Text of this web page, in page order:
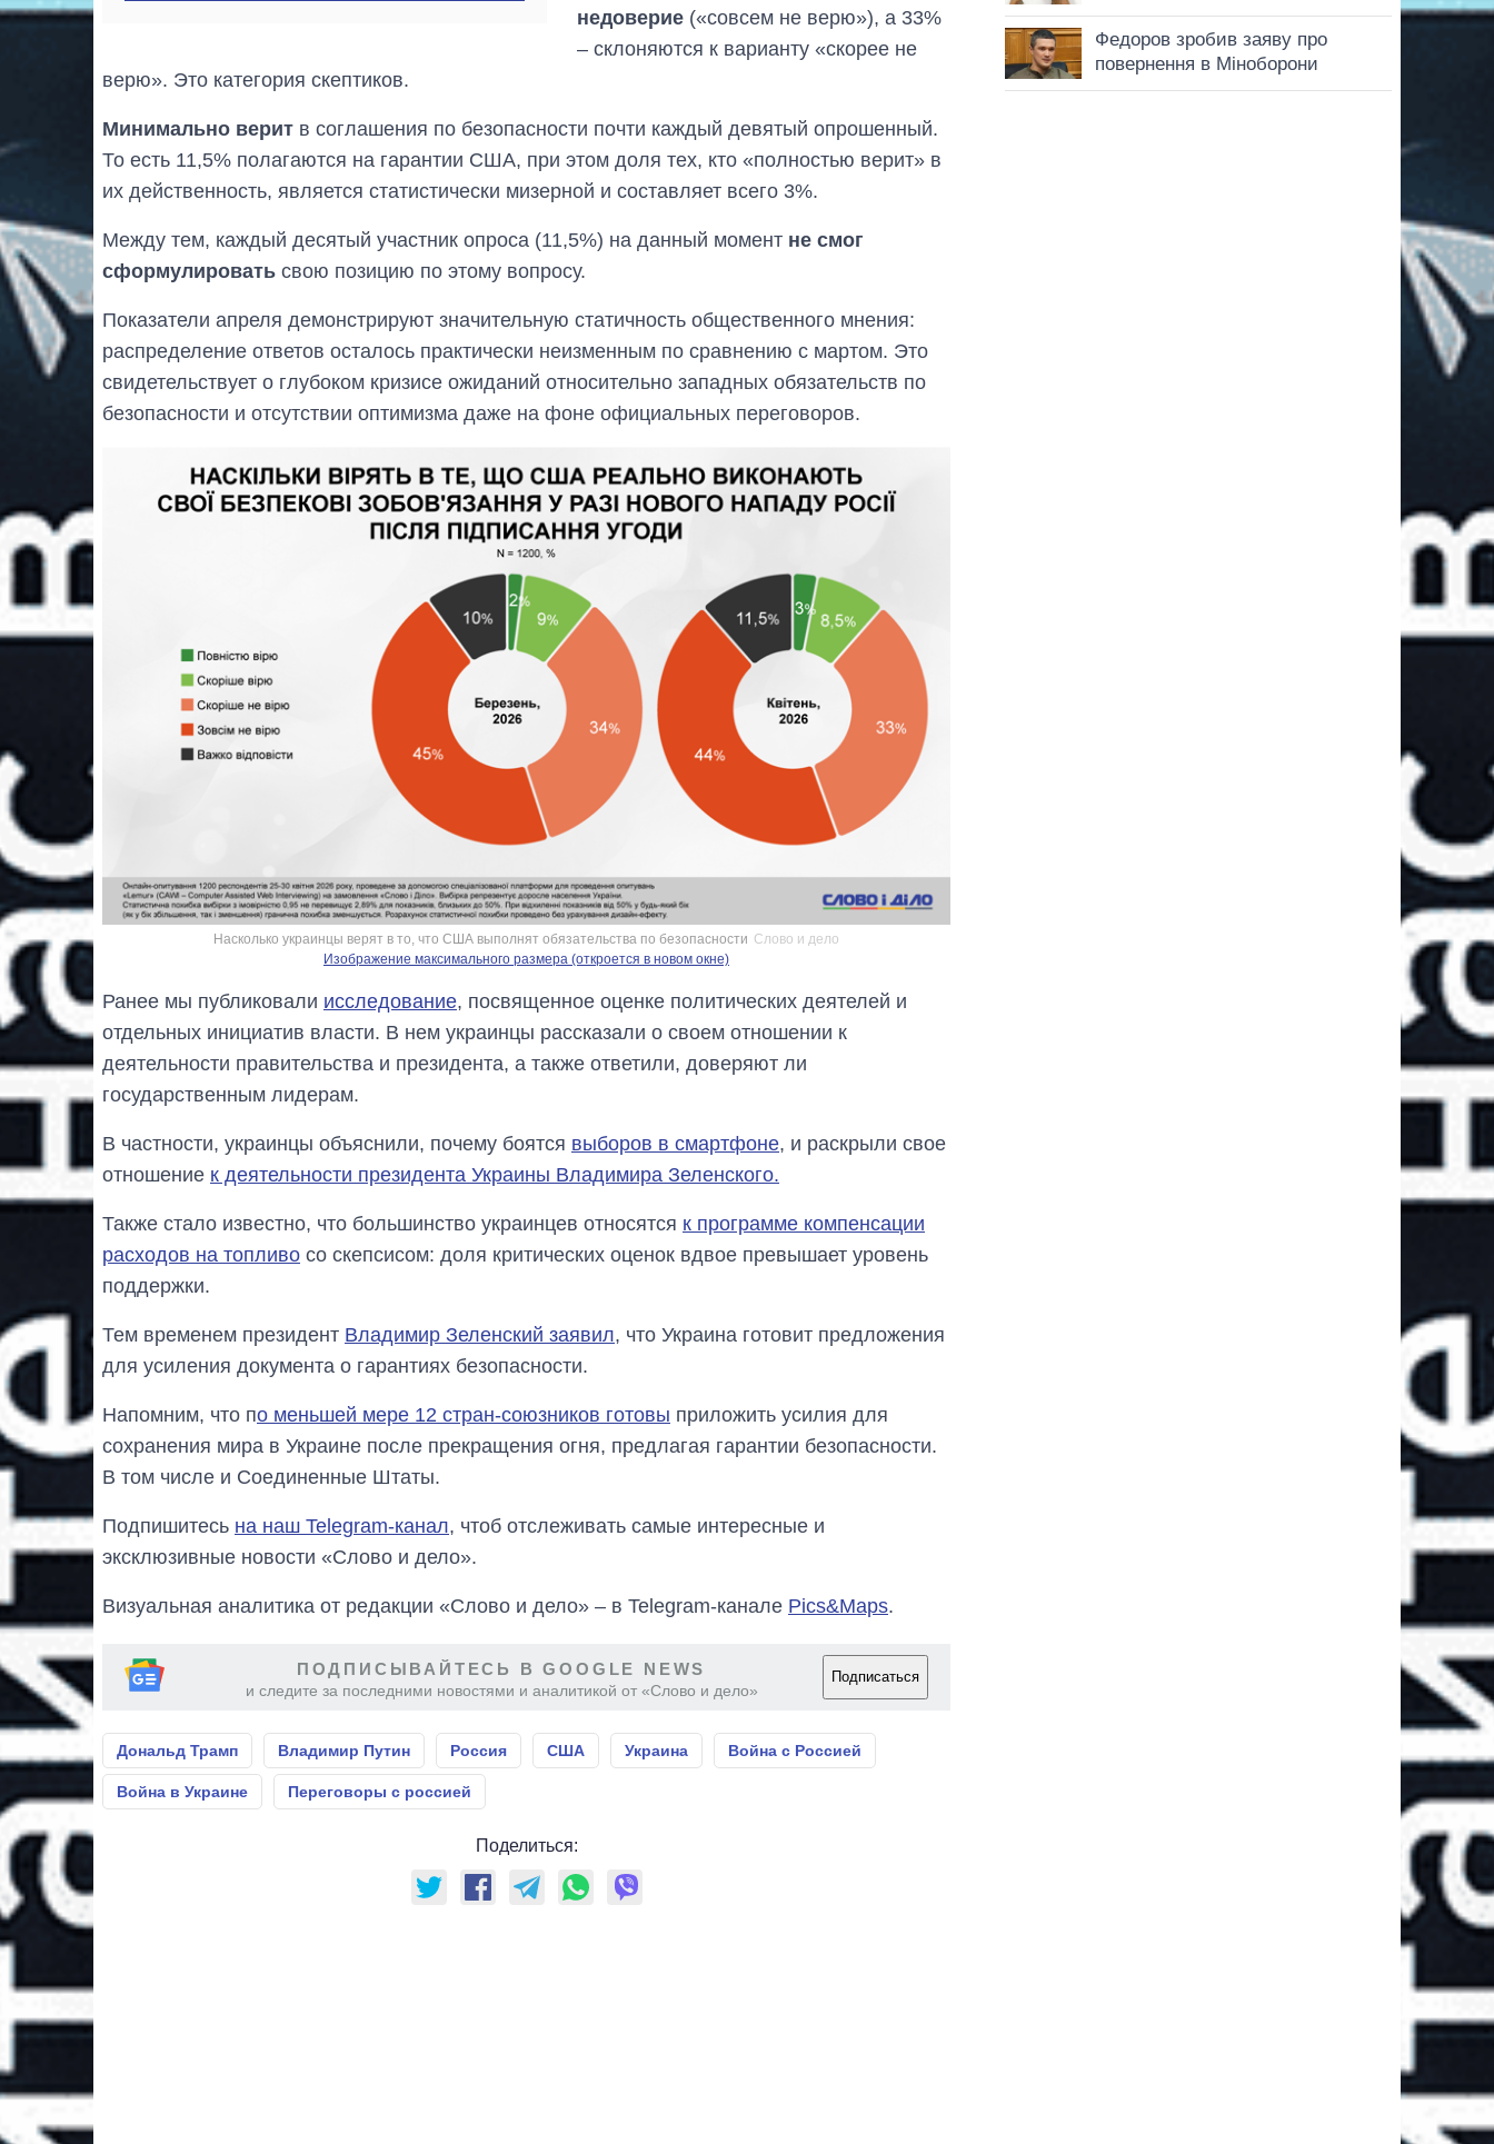
недоверие («совсем не верю»), а 33%
– склоняются к варианту «скорее не
верю». Это категория скептиков.
Минимально верит в соглашения по безопасности почти каждый девятый опрошенный.
То есть 11,5% полагаются на гарантии США, при этом доля тех, кто «полностью верит» в
их действенность, является статистически мизерной и составляет всего 3%.
Между тем, каждый десятый участник опроса (11,5%) на данный момент не смог
сформулировать свою позицию по этому вопросу.
Показатели апреля демонстрируют значительную статичность общественного мнения:
распределение ответов осталось практически неизменным по сравнению с мартом. Это
свидетельствует о глубоком кризисе ожиданий относительно западных обязательств по
безопасности и отсутствии оптимизма даже на фоне официальных переговоров.
Насколько украинцы верят в то, что США выполнят обязательства по безопасности Слово и дело
Изображение максимального размера (откроется в новом окне)
Ранее мы публиковали исследование, посвященное оценке политических деятелей и
отдельных инициатив власти. В нем украинцы рассказали о своем отношении к
деятельности правительства и президента, а также ответили, доверяют ли
государственным лидерам.
В частности, украинцы объяснили, почему боятся выборов в смартфоне, и раскрыли свое
отношение к деятельности президента Украины Владимира Зеленского.
Также стало известно, что большинство украинцев относятся к программе компенсации
расходов на топливо со скепсисом: доля критических оценок вдвое превышает уровень
поддержки.
Тем временем президент Владимир Зеленский заявил, что Украина готовит предложения
для усиления документа о гарантиях безопасности.
Напомним, что по меньшей мере 12 стран-союзников готовы приложить усилия для
сохранения мира в Украине после прекращения огня, предлагая гарантии безопасности.
В том числе и Соединенные Штаты.
Подпишитесь на наш Telegram-канал, чтоб отслеживать самые интересные и
эксклюзивные новости «Слово и дело».
Визуальная аналитика от редакции «Слово и дело» – в Telegram-канале Pics&Maps.
ПОДПИСЫВАЙТЕСЬ В GOOGLE NEWS
и следите за последними новостями и аналитикой от «Слово и дело»
Подписаться
Дональд Трамп Владимир Путин Россия США Украина Война с Россией
Война в Украине Переговоры с россией
Поделиться: